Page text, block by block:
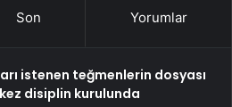
Son Yorumlar
istenen teğmenlerin dosyası
disiplin kurulunda